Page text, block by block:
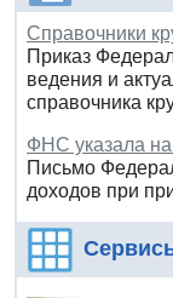
Справочники
Приказ
ведения и
справочника
ФНС указала
Письмо
доходов при